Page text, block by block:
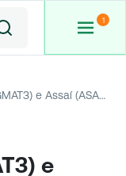
Grupo Mateus (GMAT3) e Assaí (ASAI3) desmentem boatos sobre oferta de aquisição
e